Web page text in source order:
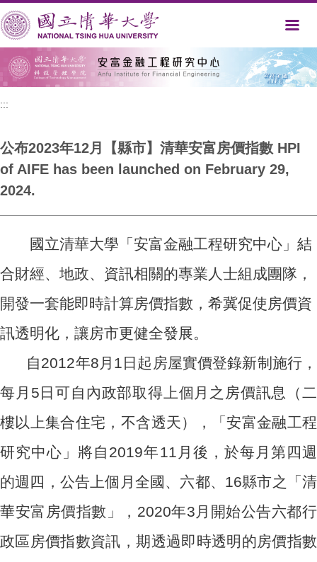
跳
到
主
要
內
容
:::
公布2023年12月【縣市】清華安富房價指數 HPI
of AIFE has been launched on February 29,
2024.
國立清華大學「安富金融工程研究中心」結
合財經、地政、資訊相關的專業人士組成團隊，
開發一套能即時計算房價指數，希冀促使房價資
訊透明化，讓房市更健全發展。
自2012年8月1日起房屋實價登錄新制施行，
每月5日可自內政部取得上個月之房價訊息（二
樓以上集合住宅，不含透天），「安富金融工程
研究中心」將自2019年11月後，於每月第四週
的週四，公告上個月全國、六都、16縣市之「清
華安富房價指數」，2020年3月開始公告六都行
政區房價指數資訊，期透過即時透明的房價指數